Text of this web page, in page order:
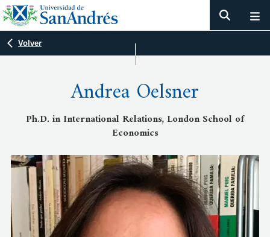
Volver
Andrea Oelsner
Ph.D. in International Relations, London School of
Economics